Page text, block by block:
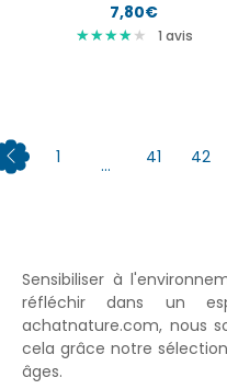
7,80€
★★★★
★★★★★ 1 avis
1 ... 41 42
Sensibiliser à
réfléchir dans un
achatnature.com, nous
cela grâce notre
âges.